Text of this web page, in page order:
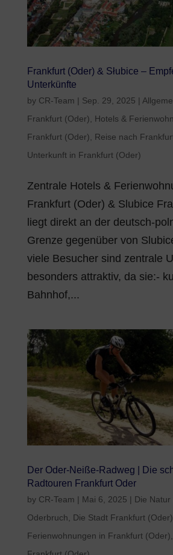
Frankfurt (Oder) & Słubice –
Unterkünfte
by CR-Team | Sep. 29, 2025 |
Frankfurt (Oder)
Hotels &
Frankfurt (Oder)
Reise nach
Unterkunft in Frankfurt (Oder)
Zentrale Hotels &
Frankfurt (Oder) & Slubice
liegt direkt an der deutsch-
Grenze gegenüber von
viele Besucher sind zentrale
besonders attraktiv, da sie:-
Bahnhof,...
Der Oder-Neiße-Radweg | Die
Radtouren Frankfurt Oder
by CR-Team | Mai 6, 2025 | Die
Oderbruch
Die Stadt Frankfurt (Oder)
Ferienwohnungen in Frankfurt (Oder)